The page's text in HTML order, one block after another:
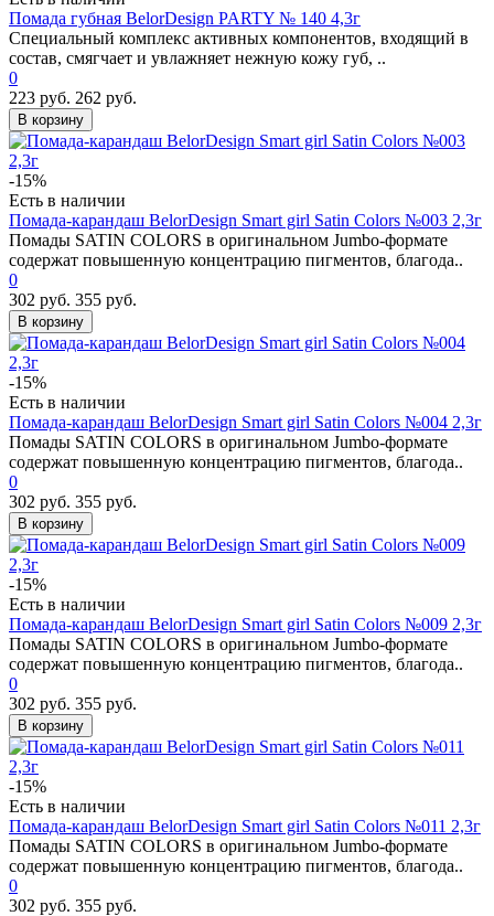
Помада губная BelorDesign PARTY № 140 4,3г
Специальный комплекс активных компонентов, входящий в
состав, смягчает и увлажняет нежную кожу губ, ..
0
223 руб. 262 руб.
В корзину
-15%
Есть в наличии
Помада-карандаш BelorDesign Smart girl Satin Colors №003 2,3г
Помады SATIN COLORS в оригинальном Jumbo-формате
содержат повышенную концентрацию пигментов, благода..
0
302 руб. 355 руб.
В корзину
-15%
Есть в наличии
Помада-карандаш BelorDesign Smart girl Satin Colors №004 2,3г
Помады SATIN COLORS в оригинальном Jumbo-формате
содержат повышенную концентрацию пигментов, благода..
0
302 руб. 355 руб.
В корзину
-15%
Есть в наличии
Помада-карандаш BelorDesign Smart girl Satin Colors №009 2,3г
Помады SATIN COLORS в оригинальном Jumbo-формате
содержат повышенную концентрацию пигментов, благода..
0
302 руб. 355 руб.
В корзину
-15%
Есть в наличии
Помада-карандаш BelorDesign Smart girl Satin Colors №011 2,3г
Помады SATIN COLORS в оригинальном Jumbo-формате
содержат повышенную концентрацию пигментов, благода..
0
302 руб. 355 руб.